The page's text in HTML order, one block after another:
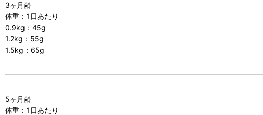
3ヶ月齢
体重：1日あたり
0.9kg：45g
1.2kg：55g
1.5kg：65g
5ヶ月齢
体重：1日あたり